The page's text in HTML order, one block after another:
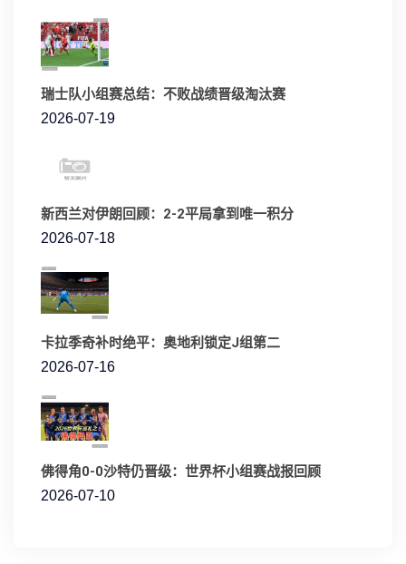
瑞士队小组赛总结：不败战绩晋级淘汰赛
2026-07-19
新西兰对伊朗回顾：2-2平局拿到唯一积分
2026-07-18
卡拉季奇补时绝平：奥地利锁定J组第二
2026-07-16
佛得角0-0沙特仍晋级：世界杯小组赛战报回顾
2026-07-10